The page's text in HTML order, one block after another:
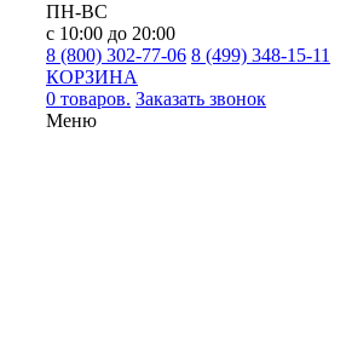
ПН-ВС
с 10:00 до 20:00
8 (800) 302-77-06 8 (499) 348-15-11
КОРЗИНА
0 товаров. Заказать звонок
Меню